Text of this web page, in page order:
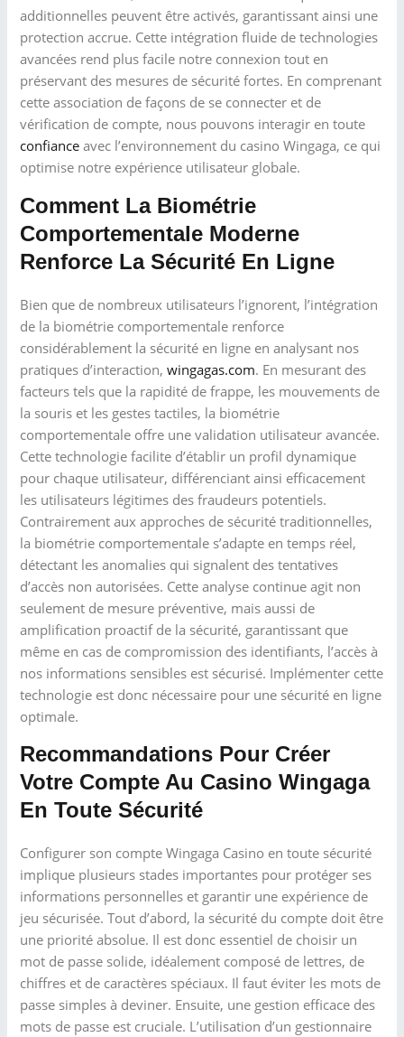
additionnelles peuvent être activés, garantissant ainsi une
protection accrue. Cette intégration fluide de technologies
avancées rend plus facile notre connexion tout en
préservant des mesures de sécurité fortes. En comprenant
cette association de façons de se connecter et de
vérification de compte, nous pouvons interagir en toute
confiance avec l’environnement du casino Wingaga, ce qui
optimise notre expérience utilisateur globale.
Comment La Biométrie
Comportementale Moderne
Renforce La Sécurité En Ligne
Bien que de nombreux utilisateurs l’ignorent, l’intégration
de la biométrie comportementale renforce
considérablement la sécurité en ligne en analysant nos
pratiques d’interaction,wingagas.com. En mesurant des
facteurs tels que la rapidité de frappe, les mouvements de
la souris et les gestes tactiles, la biométrie
comportementale offre une validation utilisateur avancée.
Cette technologie facilite d’établir un profil dynamique
pour chaque utilisateur, différenciant ainsi efficacement
les utilisateurs légitimes des fraudeurs potentiels.
Contrairement aux approches de sécurité traditionnelles,
la biométrie comportementale s’adapte en temps réel,
détectant les anomalies qui signalent des tentatives
d’accès non autorisées. Cette analyse continue agit non
seulement de mesure préventive, mais aussi de
amplification proactif de la sécurité, garantissant que
même en cas de compromission des identifiants, l’accès à
nos informations sensibles est sécurisé. Implémenter cette
technologie est donc nécessaire pour une sécurité en ligne
optimale.
Recommandations Pour Créer
Votre Compte Au Casino Wingaga
En Toute Sécurité
Configurer son compte Wingaga Casino en toute sécurité
implique plusieurs stades importantes pour protéger ses
informations personnelles et garantir une expérience de
jeu sécurisée. Tout d’abord, la sécurité du compte doit être
une priorité absolue. Il est donc essentiel de choisir un
mot de passe solide, idéalement composé de lettres, de
chiffres et de caractères spéciaux. Il faut éviter les mots de
passe simples à deviner. Ensuite, une gestion efficace des
mots de passe est cruciale. L’utilisation d’un gestionnaire